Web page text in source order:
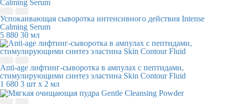
Успокаивающая сыворотка интенсивного действия Intense
Calming Serum
5 880 30 мл
Anti-age лифтинг-сыворотка в ампулах с пептидами,
стимулирующими синтез эластина Skin Contour Fluid
1 680 3 шт х 2 мл